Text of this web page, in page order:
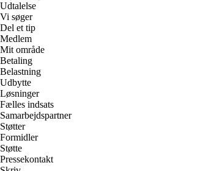
Udtalelse
Vi søger
Del et tip
Medlem
Mit område
Betaling
Belastning
Udbytte
Løsninger
Fælles indsats
Samarbejdspartner
Støtter
Formidler
Støtte
Pressekontakt